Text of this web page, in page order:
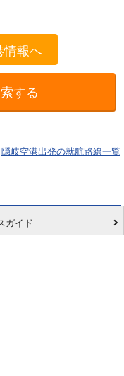
情報へ
する
隠岐空港出発の就航路線一覧
ガイド